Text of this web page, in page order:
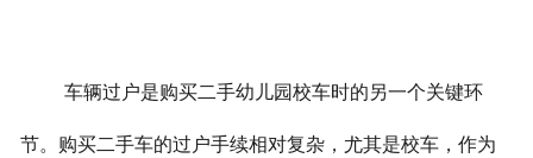
车辆过户是购买二手幼儿园校车时的另一个关键环
节。购买二手车的过户手续相对复杂，尤其是校车，作为